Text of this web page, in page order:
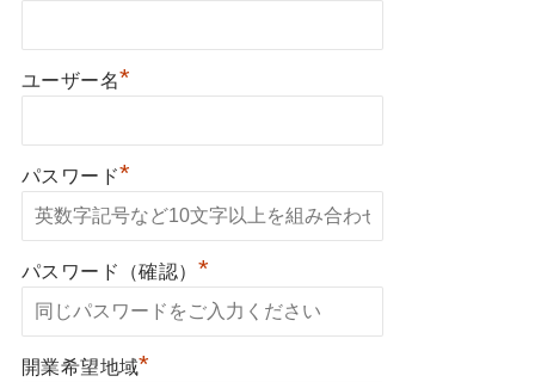
ユーザー名*
パスワード*
パスワード（確認） *
開業希望地域*